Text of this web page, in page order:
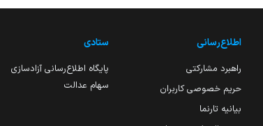
اطلاع‌رسانی
راهبرد مشارکتی
حریم خصوصی کاربران
بیانیه تارنما
ستادی
پایگاه اطلاع‌رسانی آزادسازی
سهام عدالت